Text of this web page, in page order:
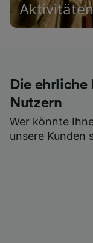
Aktivitäten
Die
Nutzern
Wer könnte
unsere Kunden